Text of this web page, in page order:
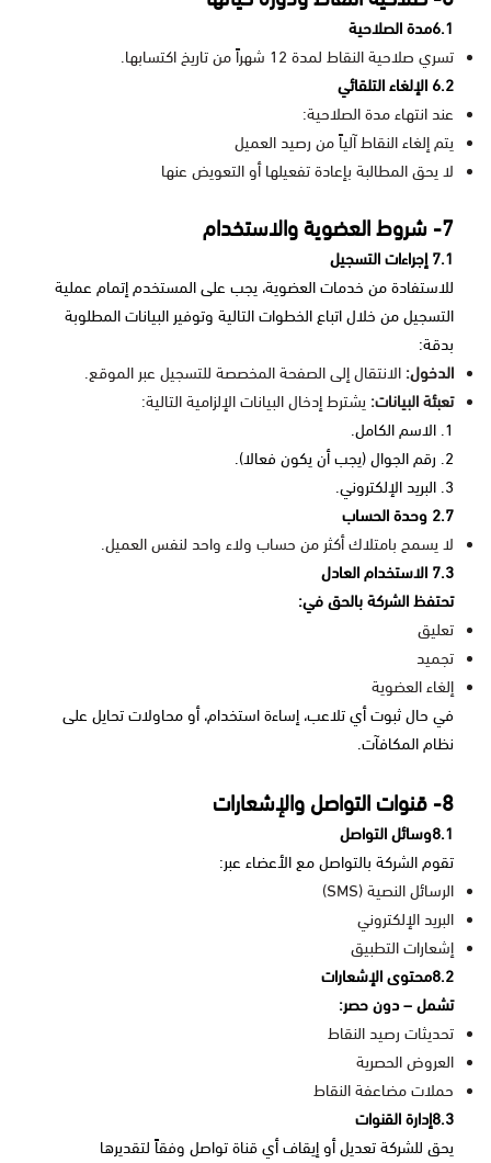
6.1مدة الصلاحية
تسري صلاحية النقاط لمدة 12 شهراً من تاريخ اكتسابها.
6.2 الإلغاء التلقائي
عند انتهاء مدة الصلاحية:
يتم إلغاء النقاط آلياً من رصيد العميل
لا يحق المطالبة بإعادة تفعيلها أو التعويض عنها
7- شروط العضوية والاستخدام
7.1 إجراءات التسجيل
للاستفادة من خدمات العضوية، يجب على المستخدم إتمام عملية
التسجيل من خلال اتباع الخطوات التالية وتوفير البيانات المطلوبة
بدقة:
الدخول:الانتقال إلى الصفحة المخصصة للتسجيل عبر الموقع.
تعبئة البيانات:يشترط إدخال البيانات الإلزامية التالية:
2. رقم الجوال (يجب أن يكون فعالا).
3. البريد الإلكتروني.
2.7 وحدة الحساب
لا يسمح بامتلاك أكثر من حساب ولاء واحد لنفس العميل.
7.3 الاستخدام العادل
تحتفظ الشركة بالحق في:
تعليق
تجميد
إلغاء العضوية
في حال ثبوت أي تلاعب، إساءة استخدام، أو محاولات تحايل على
نظام المكافآت.
8- قنوات التواصل والإشعارات
8.1وسائل التواصل
تقوم الشركة بالتواصل مع الأعضاء عبر:
الرسائل النصية (SMS)
البريد الإلكتروني
إشعارات التطبيق
8.2محتوى الإشعارات
تشمل – دون حصر:
تحديثات رصيد النقاط
العروض الحصرية
حملات مضاعفة النقاط
8.3إدارة القنوات
يحق للشركة تعديل أو إيقاف أي قناة تواصل وفقاً لتقديرها